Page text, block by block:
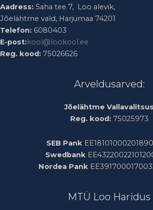
Aadress: Saha tee 7, Loo alevik,
Jõelähtme vald, Harjumaa 74201
Telefon: 6080403
E-post:kool@lookool.ee
Reg. kood: 75026626
Arveldusarved:
Jõelähtme Vallavalitsus
Reg. kood:75025973
SEB Pank
Swedbank
Nordea Pank
MTÜ Loo Haridus